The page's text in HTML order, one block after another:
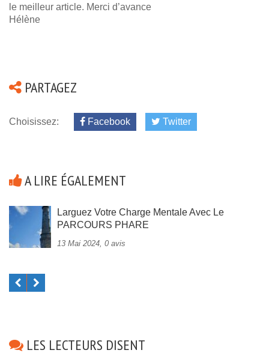
le meilleur article. Merci d’avance
Hélène
PARTAGEZ
Choisissez: Facebook Twitter
A LIRE ÉGALEMENT
Larguez Votre Charge Mentale Avec Le
PARCOURS PHARE
13 Mai 2024, 0 avis
LES LECTEURS DISENT